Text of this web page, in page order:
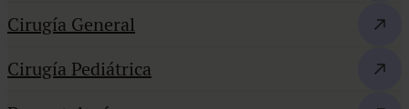
Cirugía General
Cirugía Pediátrica